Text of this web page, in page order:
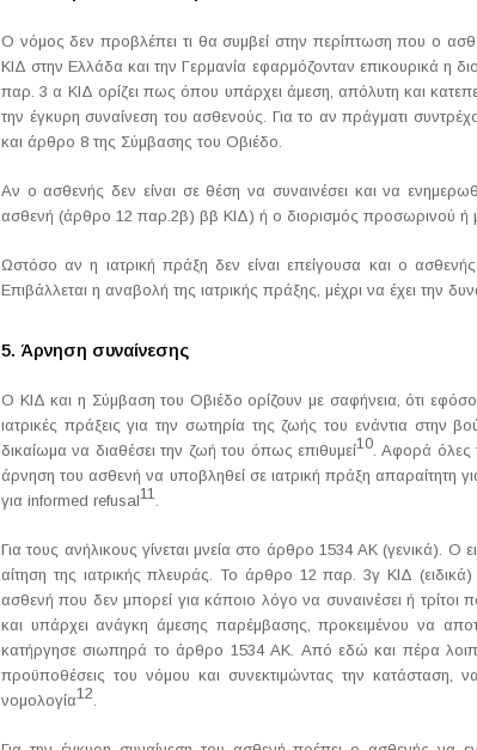
Ο νόμος δεν προβλέπει τι θα συμβεί στην περίπτωση που ο
ΚΙΔ στην Ελλάδα και την Γερμανία εφαρμόζονταν επικουρικά η
παρ. 3 α ΚΙΔ ορίζει πως όπου υπάρχει άμεση, απόλυτη και
την έγκυρη συναίνεση του ασθενούς. Για το αν πράγματι
και άρθρο 8 της Σύμβασης του Οβιέδο.
Αν ο ασθενής δεν είναι σε θέση να συναινέσει και να
ασθενή (άρθρο 12 παρ.2β) ββ ΚΙΔ) ή ο διορισμός προσωρινού ή
Ωστόσο αν η ιατρική πράξη δεν είναι επείγουσα και ο
Επιβάλλεται η αναβολή της ιατρικής πράξης, μέχρι να έχει την
5. Άρνηση συναίνεσης
Ο ΚΙΔ και η Σύμβαση του Οβιέδο ορίζουν με σαφήνεια, ότι
ιατρικές πράξεις για την σωτηρία της ζωής του ενάντια στην
δικαίωμα να διαθέσει την ζωή του όπως επιθυμεί10. Αφορά όλες
άρνηση του ασθενή να υποβληθεί σε ιατρική πράξη απαραίτητη
για informed refusal11
Για τους ανήλικους γίνεται μνεία στο άρθρο 1534 ΑΚ (γενικά).
αίτηση της ιατρικής πλευράς. Το άρθρο 12 παρ. 3γ ΚΙΔ (ειδικά)
ασθενή που δεν μπορεί για κάποιο λόγο να συναινέσει ή
και υπάρχει ανάγκη άμεσης παρέμβασης, προκειμένου να
κατήργησε σιωπηρά το άρθρο 1534 ΑΚ. Από εδώ και πέρα
προϋποθέσεις του νόμου και συνεκτιμώντας την κατάσταση,
νομολογία12